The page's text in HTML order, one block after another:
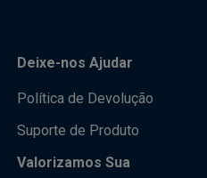
Deixe-nos Ajudar
Política de Devolução
Suporte de Produto
Valorizamos Sua